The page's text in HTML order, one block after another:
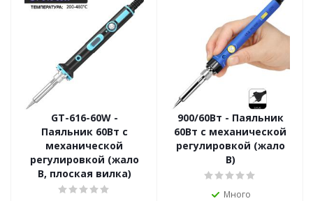
GT-616-60W -
Паяльник 60Вт с
механической
регулировкой (жало
В, плоская вилка)
900/60Вт - Паяльник
60Вт с механической
регулировкой (жало
В)
Много